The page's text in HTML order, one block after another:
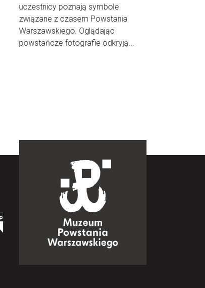
uczestnicy poznają symbole
związane z czasem Powstania
Warszawskiego. Oglądając
powstańcze fotografie odkryją...